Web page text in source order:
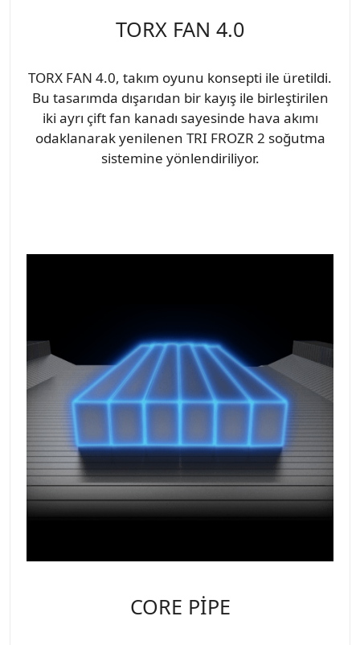
TORX FAN 4.0
TORX FAN 4.0, takım oyunu konsepti ile üretildi.
Bu tasarımda dışarıdan bir kayış ile birleştirilen
iki ayrı çift fan kanadı sayesinde hava akımı
odaklanarak yenilenen TRI FROZR 2 soğutma
sistemine yönlendiriliyor.
CORE PİPE